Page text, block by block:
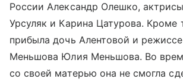
России Александр Олешко,
Урсуляк и Карина Цатурова. Кроме
прибыла дочь Алентовой и
Меньшова Юлия Меньшова. Во
со своей матерью она не смогла